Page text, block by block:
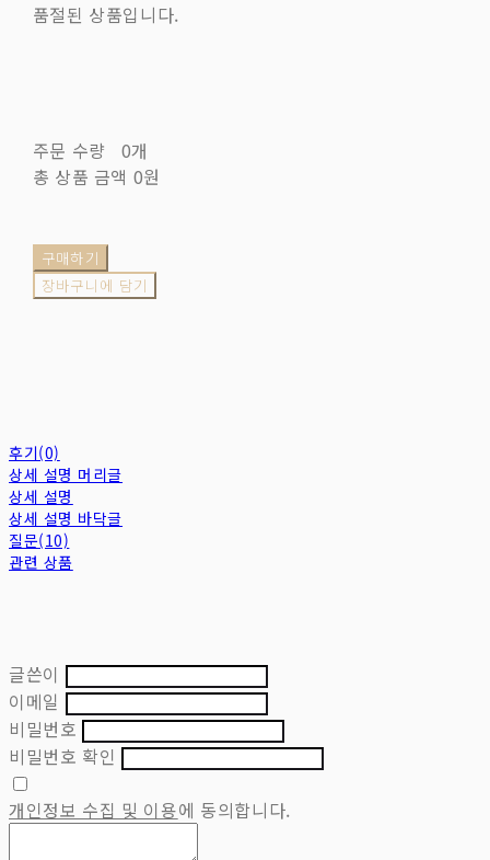
품절된 상품입니다.
주문 수량
0개
총 상품 금액 0원
구매하기
장바구니에 담기
후기(0)
상세 설명 머리글
상세 설명
상세 설명 바닥글
질문(10)
관련 상품
글쓴이
이메일
비밀번호
비밀번호 확인
개인정보 수집 및 이용에 동의합니다.